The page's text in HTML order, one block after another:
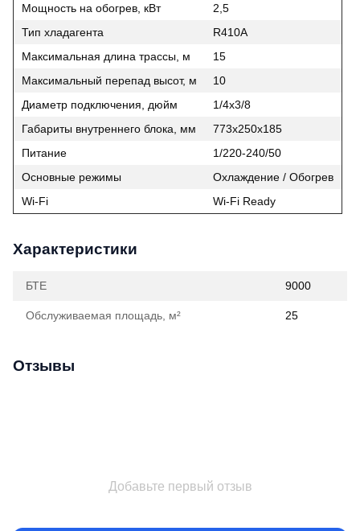
Мощность на обогрев, кВт
2,5
Тип хладагента
R410A
Максимальная длина трассы, м
15
Максимальный перепад высот, м
10
Диаметр подключения, дюйм
1/4x3/8
Габариты внутреннего блока, мм
773x250x185
Питание
1/220-240/50
Основные режимы
Охлаждение / Обогрев
Wi‑Fi
Wi‑Fi Ready
Характеристики
БТЕ 9000
Обслуживаемая площадь, м² 25
Отзывы
Добавьте первый отзыв